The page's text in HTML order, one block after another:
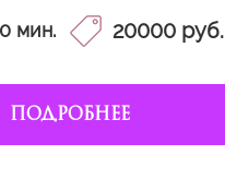
мин. 20000 руб.
ПОДРОБНЕЕ